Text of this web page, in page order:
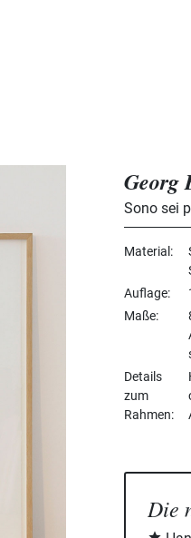
Georg
Sono sei
Material
Auflage
Maße
Details
zum
Rahmen
Die